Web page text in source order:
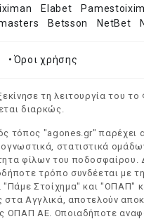
Elabet
Betsson NetBet
•Όροι χρήσης
τη λειτουργία του
διαρκώς.
τόπος "agones.gr" παρέχει
στατιστικά
φίλων του ποδοσφαίρου.
τρόπο συνδέεται με
"Πάμε Στοίχημα" και "ΟΠΑΠ"
Αγγλικά, αποτελούν
ΟΠΑΠ ΑΕ. Οποιαδήποτε